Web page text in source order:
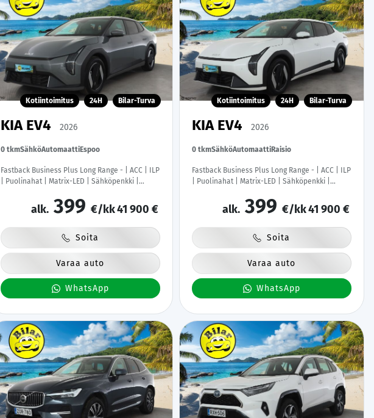
Kotiintoimitus 24H Bilar-Turva
KIA EV4 2026
0 tkmSähköAutomaattiEspoo
Fastback Business Plus Long Range - | ACC | ILP
| Puolinahat | Matrix-LED | Sähköpenkki |
| Apple & Android | Tehdastakuu! |
alk. 399 €/kk41 900 €
Soita
Varaa auto
WhatsApp
Kotiintoimitus 24H Bilar-Turva
KIA EV4 2026
0 tkmSähköAutomaattiRaisio
Fastback Business Plus Long Range - | ACC | ILP
| Puolinahat | Matrix-LED | Sähköpenkki |
| Apple & Android | Tehdastakuu! |
alk. 399 €/kk41 900 €
Soita
Varaa auto
WhatsApp